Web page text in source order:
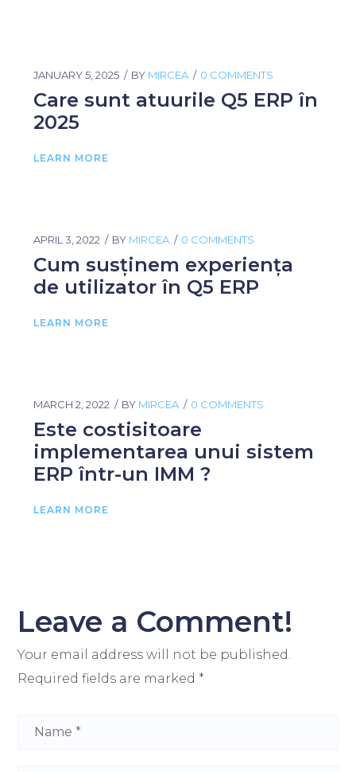
JANUARY 5, 2025 BY MIRCEA 0 COMMENTS
Care sunt atuurile Q5 ERP în
2025
LEARN MORE
APRIL 3, 2022 BY MIRCEA 0 COMMENTS
Cum susținem experiența
de utilizator în Q5 ERP
LEARN MORE
MARCH 2, 2022 BY MIRCEA 0 COMMENTS
Este costisitoare
implementarea unui sistem
ERP într-un IMM ?
LEARN MORE
Leave a Comment!
Your email address will not be published.
Required fields are marked *